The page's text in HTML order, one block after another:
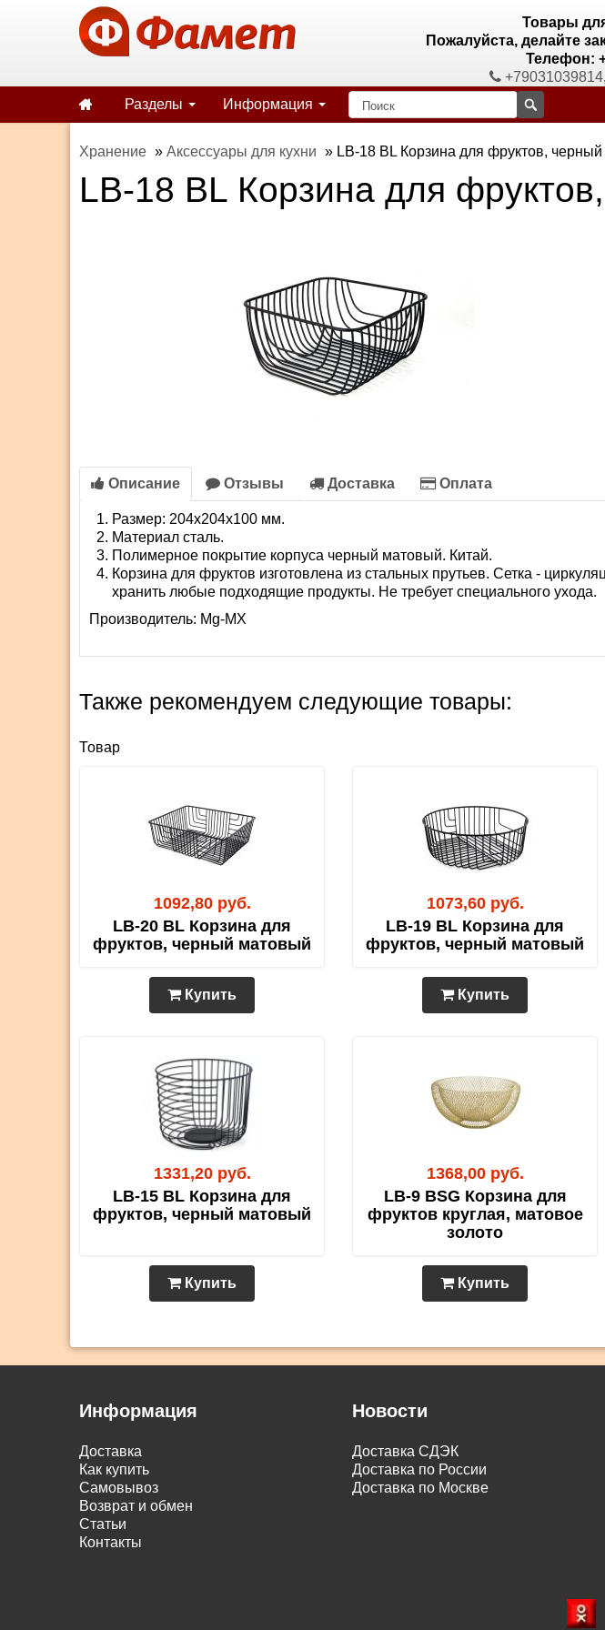
Товары
Пожалуйста, делайте
Телефон:
+79031039814,
Разделы
Информация
Хранение » Аксессуары для кухни » LB-18 BL Корзина для фруктов,
LB-18 BL Корзина для
Описание Отзывы Доставка Оплата
Размер: 204х204х100 мм.
Материал сталь.
Полимерное покрытие корпуса черный матовый. Китай.
Корзина для фруктов изготовлена из стальных прутьев. Сетка -
хранить любые подходящие продукты. Не требует специального ухода.
Производитель: Mg-MX
Также рекомендуем следующие товары:
Товар
1092,80 руб.
LB-20 BL Корзина для
фруктов, черный матовый
Купить
1073,60 руб.
LB-19 BL Корзина для
фруктов, черный матовый
Купить
1331,20 руб.
LB-15 BL Корзина для
фруктов, черный матовый
Купить
1368,00 руб.
LB-9 BSG Корзина для
фруктов круглая, матовое
золото
Купить
Информация
Доставка
Как купить
Самовывоз
Возврат и обмен
Статьи
Контакты
Новости
Доставка СДЭК
Доставка по России
Доставка по Москве